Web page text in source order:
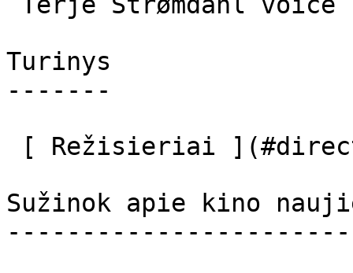
Turinys
-------
Sužinok apie kino